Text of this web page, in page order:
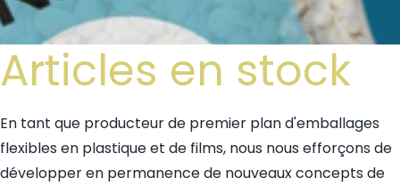
Articles en stock
En tant que producteur de premier plan d'emballages
flexibles en plastique et de films, nous nous efforçons de
développer en permanence de nouveaux concepts de